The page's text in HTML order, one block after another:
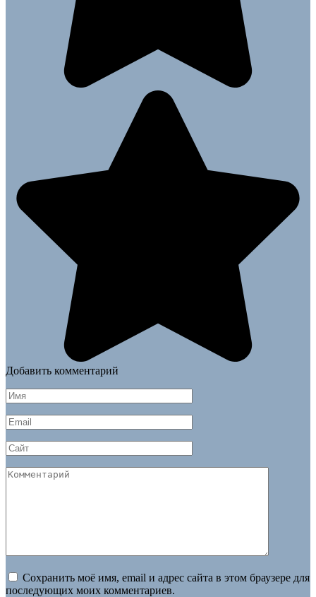
Добавить комментарий
Имя
*
Email
*
Сайт
Комментарий
Сохранить моё имя, email и адрес сайта в этом браузере для
последующих моих комментариев.